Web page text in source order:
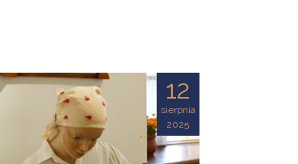
12
sierpnia
2025